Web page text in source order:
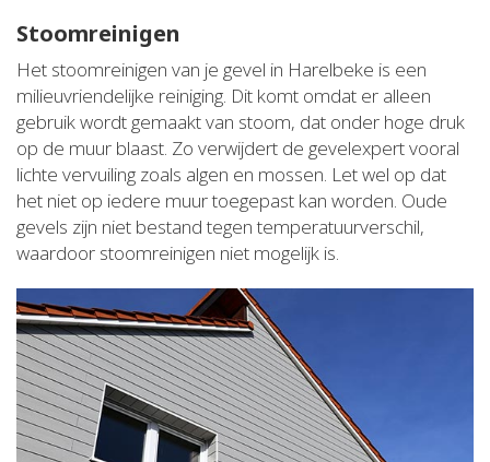
Stoomreinigen
Het stoomreinigen van je gevel in Harelbeke is een
milieuvriendelijke reiniging. Dit komt omdat er alleen
gebruik wordt gemaakt van stoom, dat onder hoge druk
op de muur blaast. Zo verwijdert de gevelexpert vooral
lichte vervuiling zoals algen en mossen. Let wel op dat
het niet op iedere muur toegepast kan worden. Oude
gevels zijn niet bestand tegen temperatuurverschil,
waardoor stoomreinigen niet mogelijk is.